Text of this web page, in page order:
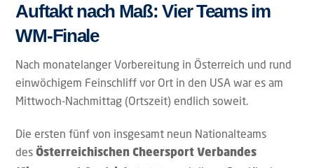
Auftakt nach Maß: Vier Teams im
WM-Finale
Nach monatelanger Vorbereitung in Österreich und rund
einwöchigem Feinschliff vor Ort in den USA war es am
Mittwoch-Nachmittag (Ortszeit) endlich soweit.
Die ersten fünf von insgesamt neun Nationalteams
desÖsterreichischen Cheersport Verbandes